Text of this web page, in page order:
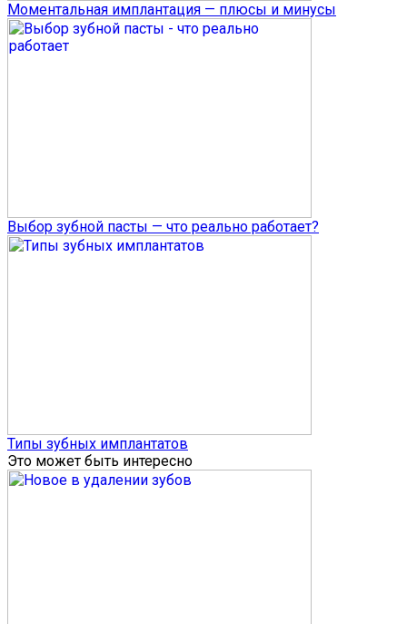
Моментальная имплантация — плюсы и минусы
Выбор зубной пасты — что реально работает?
Типы зубных имплантатов
Это может быть интересно